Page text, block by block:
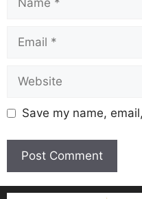
Save my name,